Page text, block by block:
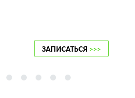
ЗАПИСАТЬСЯ >>>